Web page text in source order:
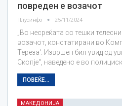
повреден е возачот
Плусинфо 25/11/2024
„Во несреќата со тешки
возачот, констатирани во
Тереза'. Извршен бил увид од
Скопје“, наведено е во
ПОВЕЌЕ...
МАКЕДОНИЈА